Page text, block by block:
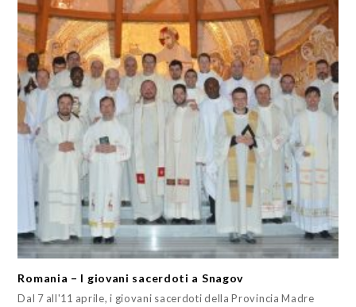
Romania – I giovani sacerdoti a Snagov
Dal 7 all'11 aprile, i giovani sacerdoti della Provincia Madre